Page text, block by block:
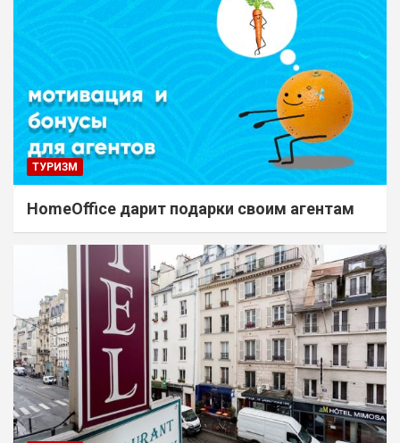
ТУРИЗМ
HomeOffice дарит подарки своим агентам